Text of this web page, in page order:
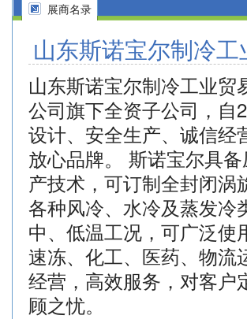
展商名录
山东斯诺宝尔制冷
山东斯诺宝尔制冷工业
公司旗下全资子公司，自
设计、安全生产、诚信经
放心品牌。 斯诺宝尔具
产技术，可订制全封闭
各种风冷、水冷及蒸发冷
中、低温工况，可广泛
速冻、化工、医药、物流
经营，高效服务，对客户
顾之忧。